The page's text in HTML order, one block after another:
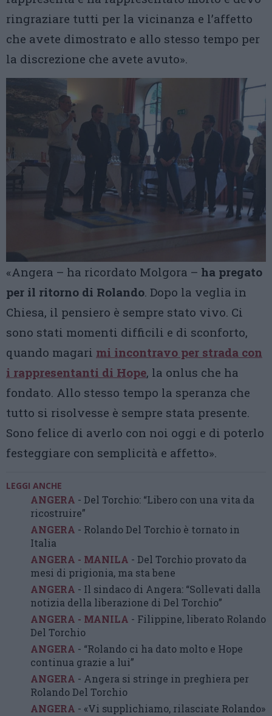
ringraziare tutti per la vicinanza e l’affetto
che avete dimostrato e allo stesso tempo per
la discrezione che avete avuto».
«Angera – ha ricordato Molgora – ha pregato
per il ritorno di Rolando. Dopo la veglia in
Chiesa, il pensiero è sempre stato vivo. Ci
sono stati momenti difficili e di sconforto,
quando magari mi incontravo per strada con
i rappresentanti di Hope, la onlus che ha
fondato. Allo stesso tempo la speranza che
tutto si risolvesse è sempre stata presente.
Sono felice di averlo con noi oggi e di poterlo
festeggiare con semplicità e affetto».
LEGGI ANCHE
ANGERA - Del Torchio: “Libero con una vita da
ricostruire”
ANGERA - Rolando Del Torchio è tornato in
Italia
ANGERA - MANILA - Del Torchio provato da
mesi di prigionia, ma sta bene
ANGERA - Il sindaco di Angera: “Sollevati dalla
notizia della liberazione di Del Torchio”
ANGERA - MANILA - Filippine, liberato Rolando
Del Torchio
ANGERA - “Rolando ci ha dato molto e Hope
continua grazie a lui”
ANGERA - Angera si stringe in preghiera per
Rolando Del Torchio
ANGERA - «Vi supplichiamo, rilasciate Rolando»